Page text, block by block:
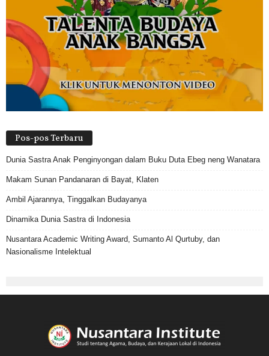
Pos-pos Terbaru
Dunia Sastra Anak Penginyongan dalam Buku Duta Ebeg neng Wanatara
Makam Sunan Pandanaran di Bayat, Klaten
Ambil Ajarannya, Tinggalkan Budayanya
Dinamika Dunia Sastra di Indonesia
Nusantara Academic Writing Award, Sumanto Al Qurtuby, dan
Nasionalisme Intelektual